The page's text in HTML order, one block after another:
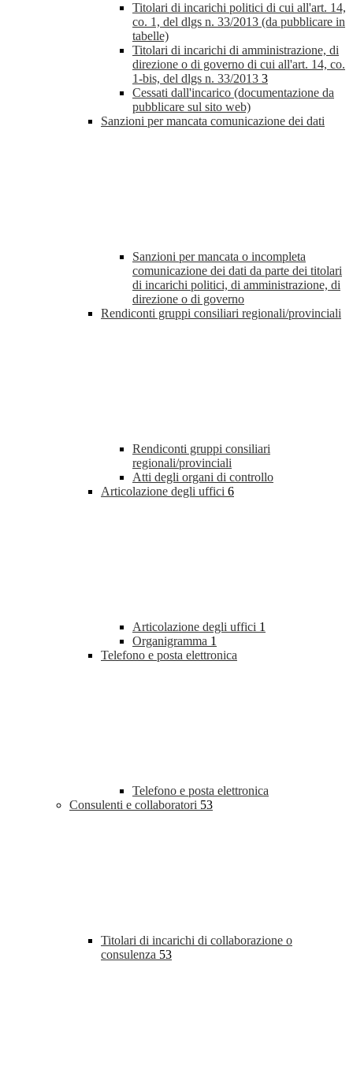
Titolari di incarichi politici di cui all'art. 14,
co. 1, del dlgs n. 33/2013 (da pubblicare in
tabelle)
Titolari di incarichi di amministrazione, di
direzione o di governo di cui all'art. 14, co.
1-bis, del dlgs n. 33/2013 3
Cessati dall'incarico (documentazione da
pubblicare sul sito web)
Sanzioni per mancata comunicazione dei dati
Sanzioni per mancata o incompleta
comunicazione dei dati da parte dei titolari
di incarichi politici, di amministrazione, di
direzione o di governo
Rendiconti gruppi consiliari regionali/provinciali
Rendiconti gruppi consiliari
regionali/provinciali
Atti degli organi di controllo
Articolazione degli uffici 6
Articolazione degli uffici 1
Organigramma 1
Telefono e posta elettronica
Telefono e posta elettronica
Consulenti e collaboratori 53
Titolari di incarichi di collaborazione o
consulenza 53